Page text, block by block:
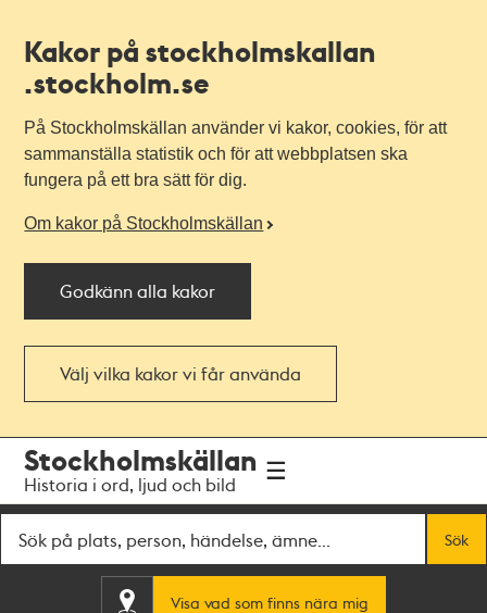
Kakor på stockholmskallan
.stockholm.se
På Stockholmskällan använder vi kakor, cookies, för att
sammanställa statistik och för att webbplatsen ska
fungera på ett bra sätt för dig.
Om kakor på Stockholmskällan
Godkänn alla kakor
Välj vilka kakor vi får använda
navigationen
huvudinnehållet
Stockholmskällan
Historia i ord, ljud och bild
Sök
Visa vad som finns nära mig